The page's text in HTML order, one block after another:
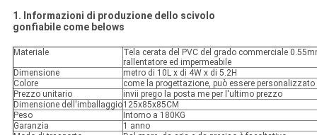
1. Informazioni di produzione dello scivolo
gonfiabile come belows
Materiale
Tela cerata del PVC del grado commerciale
rallentatore ed impermeabile
Dimensione
metro di 10L x di 4W x di 5.2H
Colore
come la progettazione, può essere personalizzato
Prezzo unitario
invii prego la posta me per l'ultimo prezzo
Dimensione dell'imballaggio125x85x85CM
Peso
Intorno a 180KG
Garanzia
1 anno